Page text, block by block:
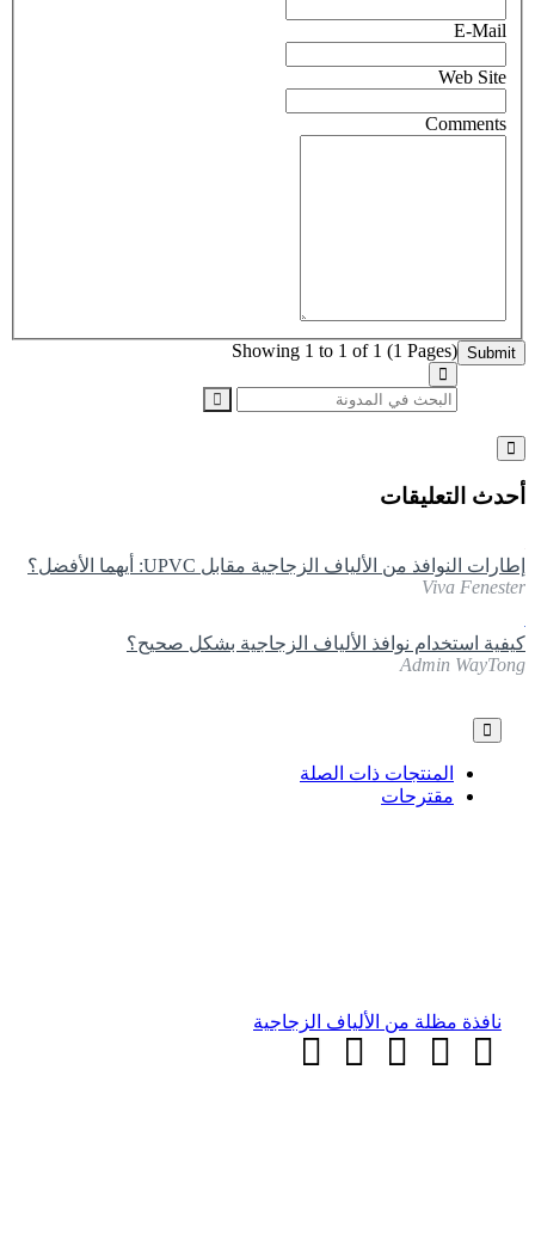
E-Mail
Web Site
Comments
Submit
Showing 1 to 1 of 1 (1 Pages)
أحدث التعليقات
إطارات النوافذ من الألياف الزجاجية مقابل UPVC: أيهما الأفضل؟
Viva Fenester
كيفية استخدام نوافذ الألياف الزجاجية بشكل صحيح؟
Admin WayTong
المنتجات ذات الصلة
مقترحات
نافذة مظلة من الألياف الزجاجية